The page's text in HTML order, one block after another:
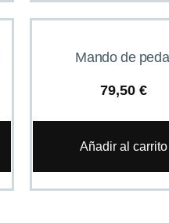
Mando de pedal
79,50€
Añadir al carrito